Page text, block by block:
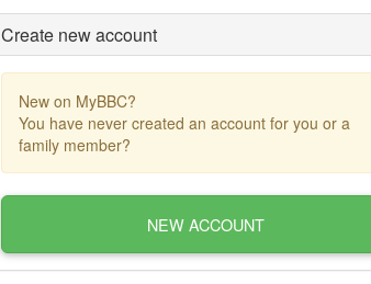
Create new account
New on MyBBC?
You have never created an account for you or a
family member?
NEW ACCOUNT